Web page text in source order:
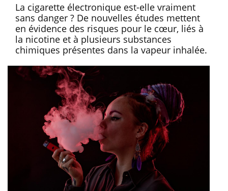
La cigarette électronique est-elle vraiment
sans danger ? De nouvelles études mettent
en évidence des risques pour le cœur, liés à
la nicotine et à plusieurs substances
chimiques présentes dans la vapeur inhalée.